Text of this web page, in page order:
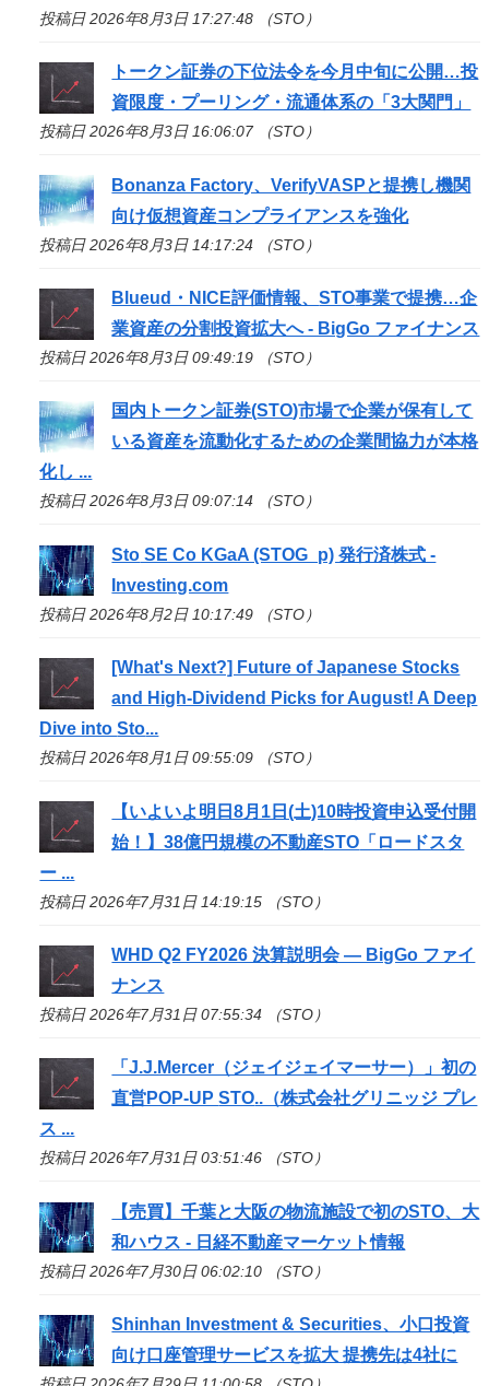
投稿日 2026年8月3日 17:27:48 （STO）
トークン証券の下位法令を今月中旬に公開…投
資限度・プーリング・流通体系の「3大関門」
投稿日 2026年8月3日 16:06:07 （STO）
Bonanza Factory、VerifyVASPと提携し機関
向け仮想資産コンプライアンスを強化
投稿日 2026年8月3日 14:17:24 （STO）
Blueud・NICE評価情報、STO事業で提携…企
業資産の分割投資拡大へ - BigGo ファイナンス
投稿日 2026年8月3日 09:49:19 （STO）
国内トークン証券(STO)市場で企業が保有して
いる資産を流動化するための企業間協力が本格
化し ...
投稿日 2026年8月3日 09:07:14 （STO）
Sto SE Co KGaA (STOG_p) 発行済株式 -
Investing.com
投稿日 2026年8月2日 10:17:49 （STO）
[What's Next?] Future of Japanese Stocks
and High-Dividend Picks for August! A Deep
Dive intoSto...
投稿日 2026年8月1日 09:55:09 （STO）
【いよいよ明日8月1日(土)10時投資申込受付開
始！】38億円規模の不動産STO 「ロードスタ
ー ...
投稿日 2026年7月31日 14:19:15 （STO）
WHD Q2 FY2026 決算説明会 — BigGo ファイ
ナンス
投稿日 2026年7月31日 07:55:34 （STO）
「J.J.Mercer（ジェイジェイマーサー）」初の
直営POP-UPSTO..（株式会社グリニッジ プレ
ス ...
投稿日 2026年7月31日 03:51:46 （STO）
【売買】千葉と大阪の物流施設で初のSTO、大
和ハウス - 日経不動産マーケット情報
投稿日 2026年7月30日 06:02:10 （STO）
Shinhan Investment & Securities、小口投資
向け口座管理サービスを拡大 提携先は4社に